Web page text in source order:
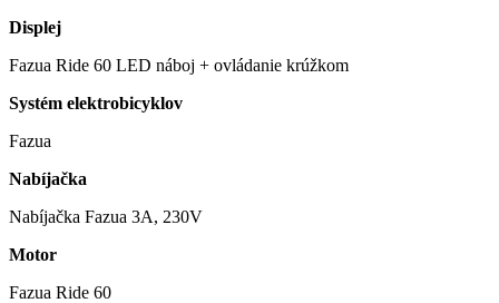
Displej
Fazua Ride 60 LED náboj + ovládanie krúžkom
Systém elektrobicyklov
Fazua
Nabíjačka
Nabíjačka Fazua 3A, 230V
Motor
Fazua Ride 60